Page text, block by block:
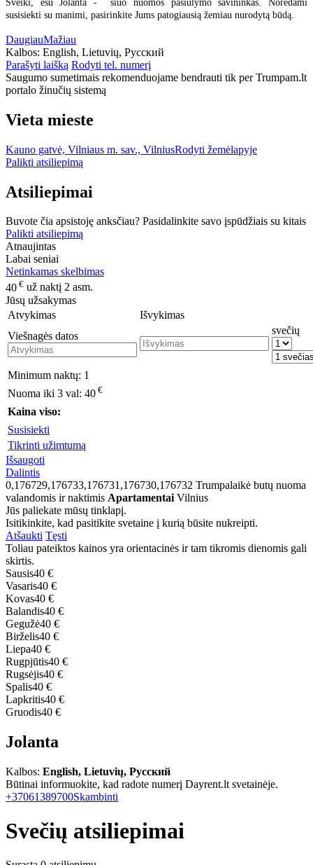
Sveiki, esu Jolanta - šiuo nuomos pasiūlymo savininkas. Norėdami
susisiekti su manimi, pasirinkite Jums patogiausią žemiau nurodytą būdą.
DaugiauMažiau
Kalbos: English, Lietuvių, Русский
Parašyti laišką Rodyti tel. numerį
Saugumo sumetimais rekomenduojame bendrauti tik per Trumpam.lt
portalo žinučių sistemą
Vieta mieste
Kauno gatvė, Vilniaus m. sav., VilniusRodyti žemėlapyje
Palikti atsiliepimą
Atsiliepimai
Buvote čia apsistoję anksčiau? Pasidalinkite savo įspūdžiais su kitais
Palikti atsiliepimą
Atnaujintas
Labai seniai
Netinkamas skelbimas
40 € už naktį 2 asm.
Jūsų užsakymas
Atvykimas
Išvykimas
Viešnagės datos
svečių
Minimum naktų: 1
Nuoma iki 3 val: 40 €
Kaina viso:
Susisiekti
Tikrinti užimtumą
Išsaugoti
Dalintis
0,176729,176733,176731,176730,176732 Trumpalaikė butų nuoma
valandomis ir naktimis Apartamentai Vilnius
Jūs paliekate mūsų tinklapį.
Isitikinkite, kad pasitikite svetaine į kurią būsite nukreipti.
Atšaukti Tęsti
Toliau pateiktos kainos yra orientacinės ir tam tikromis dienomis gali
skirtis.
Sausis40 €
Vasaris40 €
Kovas40 €
Balandis40 €
Gegužė40 €
Birželis40 €
Liepa40 €
Rugpjūtis40 €
Rugsėjis40 €
Spalis40 €
Lapkritis40 €
Gruodis40 €
Jolanta
Kalbos: English, Lietuvių, Русский
Būtinai informuokite, kad radote numerį Dayrent.lt svetainėje.
+37061389700Skambinti
Svečių atsiliepimai